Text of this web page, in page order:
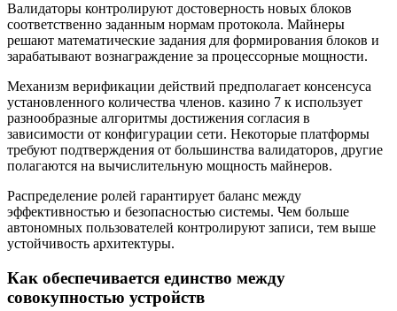
Валидаторы контролируют достоверность новых блоков
соответственно заданным нормам протокола. Майнеры
решают математические задания для формирования блоков и
зарабатывают вознаграждение за процессорные мощности.
Механизм верификации действий предполагает консенсуса
установленного количества членов. казино 7 к использует
разнообразные алгоритмы достижения согласия в
зависимости от конфигурации сети. Некоторые платформы
требуют подтверждения от большинства валидаторов, другие
полагаются на вычислительную мощность майнеров.
Распределение ролей гарантирует баланс между
эффективностью и безопасностью системы. Чем больше
автономных пользователей контролируют записи, тем выше
устойчивость архитектуры.
Как обеспечивается единство между
совокупностью устройств